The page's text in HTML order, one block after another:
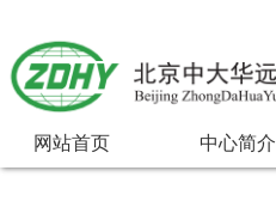
网站首页 中心简介